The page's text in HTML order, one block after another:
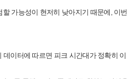
가능성이 현저히 낮아지기 때문에, 이번
이터에 따르면 피크 시간대가 정확히 이